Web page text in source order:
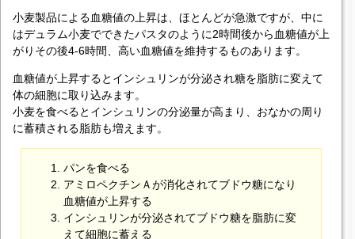
小麦製品による血糖値の上昇は、ほとんどが急激ですが、中に
はデュラム小麦でできたパスタのように2時間後から血糖値が上
がりその後4-6時間、高い血糖値を維持するものあります。
血糖値が上昇するとインシュリンが分泌され糖を脂肪に変えて
体の細胞に取り込みます。
小麦を食べるとインシュリンの分泌量が高まり、おなかの周り
に蓄積される脂肪も増えます。
パンを食べる
アミロペクチンＡが消化されてブドウ糖になり
血糖値が上昇する
インシュリンが分泌されてブドウ糖を脂肪に変
えて細胞に蓄える